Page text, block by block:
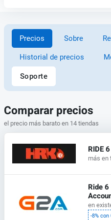
Precios Sobre
Historial de precios
Soporte
Comparar precios
el precio más barato en 14 tiendas
RIDE
más en
Ride
en
-8%